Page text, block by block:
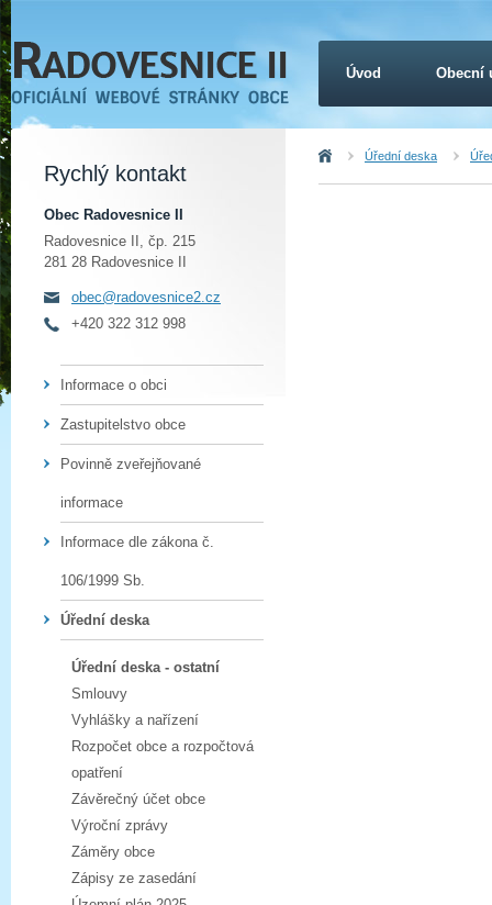
Úvod Úřední deska
Rychlý kontakt
Obec Radovesnice II
Radovesnice II, čp. 215
281 28 Radovesnice II
obec@radovesnice2.cz
+420 322 312 998
Informace o obci
Zastupitelstvo obce
Povinně zveřejňované
informace
Informace dle zákona č.
106/1999 Sb.
Úřední deska
Úřední deska - ostatní
Smlouvy
Vyhlášky a nařízení
Rozpočet obce a rozpočtová
opatření
Závěrečný účet obce
Výroční zprávy
Záměry obce
Zápisy ze zasedání
Úvod Obecní